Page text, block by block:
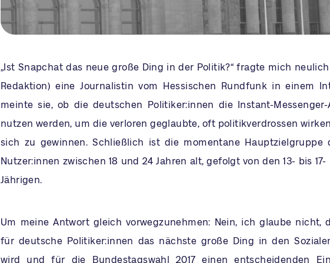
„Ist Snapchat das neue große Ding in der Politik?“ fragte mich neulich
Redaktion) eine Journalistin vom Hessischen Rundfunk in einem
meinte sie, ob die deutschen Politiker:innen die Instant-
nutzen werden, um die verloren geglaubte, oft politikverdrossen
sich zu gewinnen. Schließlich ist die momentane Hauptzielgruppe
Nutzer:innen zwischen 18 und 24 Jahren alt, gefolgt von den 13- bis
Jährigen.
Um meine Antwort gleich vorwegzunehmen: Nein, ich glaube nicht,
für deutsche Politiker:innen das nächste große Ding in den
wird und für die Bundestagswahl 2017 einen entscheidenden